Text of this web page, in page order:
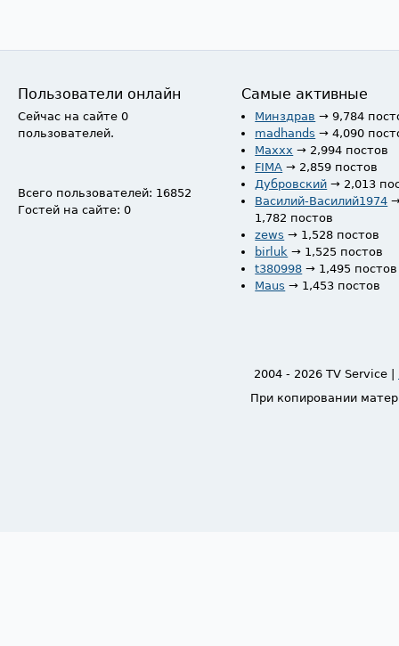
Пользователи онлайн
Сейчас на сайте 0
пользователей.
Всего пользователей: 16852
Гостей на сайте: 0
Самые активные
Минздрав → 9,784
madhands → 4,090
Maxxx → 2,994 постов
FIMA → 2,859 постов
Дубровский → 2,013
Василий-Василий1974
1,782 постов
zews → 1,528 постов
birluk → 1,525 постов
t380998 → 1,495 постов
Maus → 1,453 постов
2004 - 2026 TV Service |
При копировании